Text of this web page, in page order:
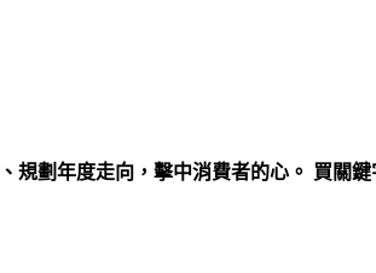
劃年度走向，擊中消費者的心。 買關鍵